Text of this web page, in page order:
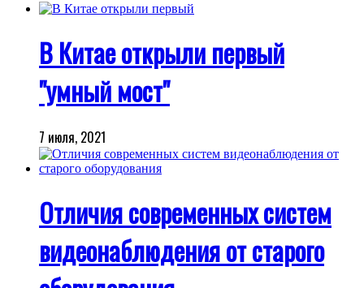
В Китае открыли первый
"умный мост"
7 июля, 2021
Отличия современных систем
видеонаблюдения от старого